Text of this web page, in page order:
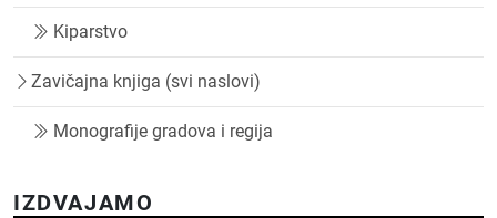
Kiparstvo
Zavičajna knjiga (svi naslovi)
Monografije gradova i regija
IZDVAJAMO